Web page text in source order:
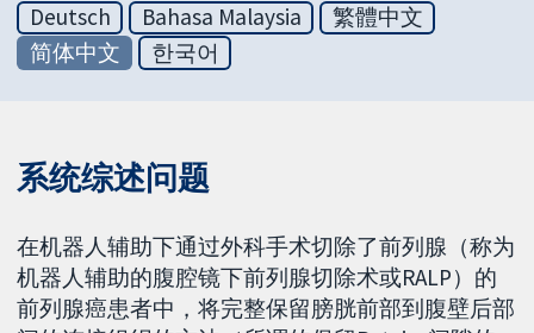
Deutsch
Bahasa Malaysia
繁體中文
简体中文
한국어
系统综述问题
在机器人辅助下通过外科手术切除了前列腺（称为
机器人辅助的腹腔镜下前列腺切除术或RALP）的
前列腺癌患者中，将完整保留膀胱前部到腹壁后部